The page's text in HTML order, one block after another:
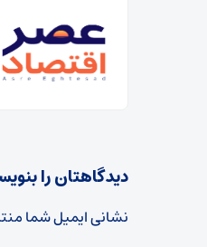
دیدگاهتان را
نشانی ایمیل شما